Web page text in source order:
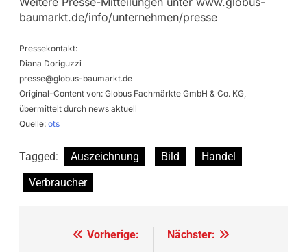
baumarkt.de/info/unternehmen/presse
Pressekontakt:
Diana Doriguzzi
presse@globus-baumarkt.de
Original-Content von: Globus Fachmärkte GmbH & Co. KG,
übermittelt durch news aktuell
Quelle: ots
Tagged: Auszeichnung Bild
Handel
Verbraucher
Beitragsnavigation
Vorherige:
Nächster: